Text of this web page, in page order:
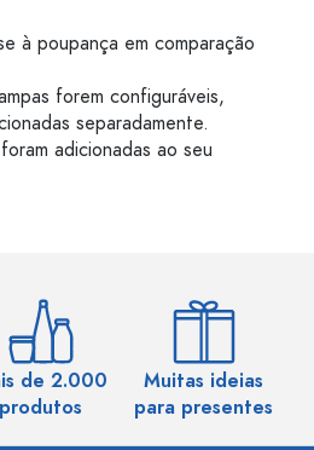
à poupança em comparação
forem configuráveis,
separadamente.
adicionadas ao seu
de 2.000
produtos
Muitas ideias
para presentes